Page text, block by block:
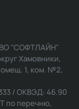
"СОФТЛАЙН"
Хамовники,
1, ком. №2,
/ ОКВЭД: 46.90
по перечню,